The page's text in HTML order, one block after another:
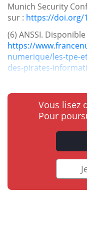
Munich Security
sur : https://doi.org/
(6) ANSSI.
https://
numerique/les-tpe-
des-pirates-
Vous lisez
Pour